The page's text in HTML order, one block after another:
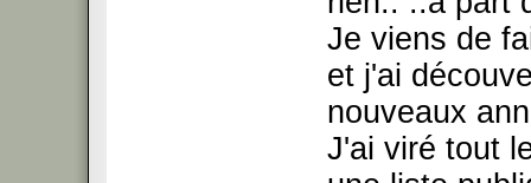
Je viens de
et j'ai
nouveaux
J'ai viré tout